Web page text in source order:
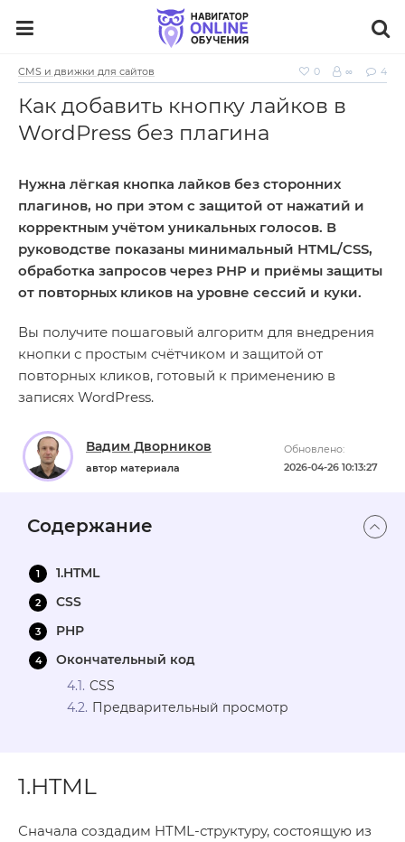
CMS и движки для сайтов 0 ∞ 4
Как добавить кнопку лайков в
WordPress без плагина
Нужна лёгкая кнопка лайков без сторонних
плагинов, но при этом с защитой от нажатий и
корректным учётом уникальных голосов. В
руководстве показаны минимальный HTML/CSS,
обработка запросов через PHP и приёмы защиты
от повторных кликов на уровне сессий и куки.
Вы получите пошаговый алгоритм для внедрения
кнопки с простым счётчиком и защитой от
повторных кликов, готовый к применению в
записях WordPress.
Обновлено:
2026-04-26 10:13:27
Вадим Дворников
автор материала
Содержание
1.HTML
CSS
PHP
Окончательный код
CSS
Предварительный просмотр
1.HTML
Сначала создадим HTML-структуру, состоящую из